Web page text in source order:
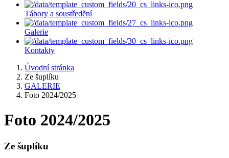
Tábory a soustředění
Galerie
Kontakty
Úvodní stránka
Ze šuplíku
GALERIE
Foto 2024/2025
Foto 2024/2025
Ze šuplíku